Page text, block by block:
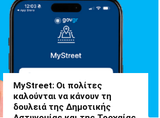
MyStreet: Οι πολίτες
καλούνται να κάνουν τη
δουλειά της Δημοτικής